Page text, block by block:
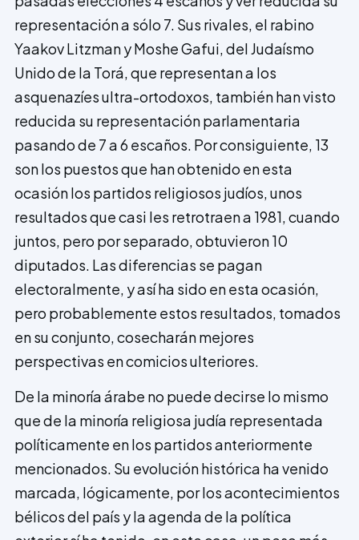
represen­tación a sólo 7. Sus rivales, el rabino
Yaa­kov Litzman y Moshe Gafui, del Judaísmo
Unido de la Torá, que representan a los
asquenazíes ultra-ortodoxos, también han visto
reducida su representación parlamentaria
pasando de 7 a 6 escaños. Por consiguiente, 13
son los puestos que han obtenido en esta
ocasión los partidos religiosos judíos, unos
resultados que casi les retrotraen a 1981, cuando
juntos, pero por separado, obtuvieron 10
diputados. Las diferencias se pagan
electoralmente, y así ha sido en esta ocasión,
pero probablemente estos resultados, tomados
en su conjunto, cosecharán mejores
perspectivas en comicios ulteriores.
De la minoría árabe no puede decirse lo mismo
que de la minoría religiosa judía representada
políticamente en los partidos anteriormente
mencionados. Su evolución histórica ha venido
marcada, lógicamente, por los acontecimientos
bélicos del país y la agenda de la política